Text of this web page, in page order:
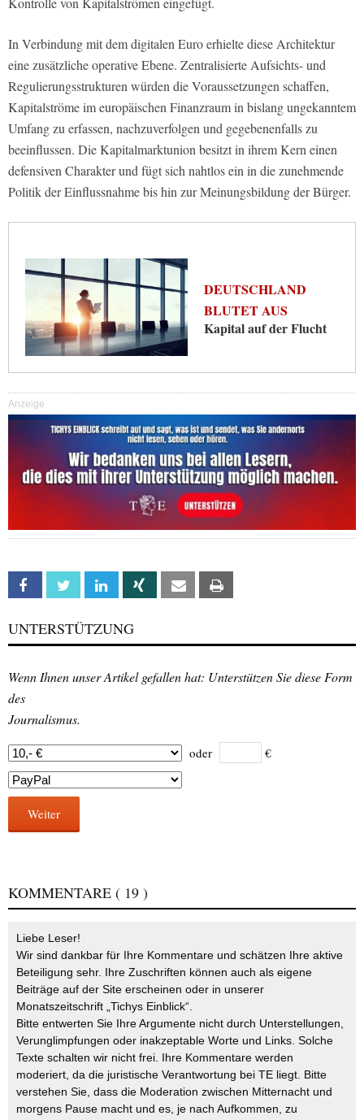
In Verbindung mit dem digitalen Euro erhielte diese Architektur
eine zusätzliche operative Ebene. Zentralisierte Aufsichts- und
Regulierungsstrukturen würden die Voraussetzungen schaffen,
Kapitalströme im europäischen Finanzraum in bislang ungekanntem
Umfang zu erfassen, nachzuverfolgen und gegebenenfalls zu
beeinflussen. Die Kapitalmarktunion besitzt in ihrem Kern einen
defensiven Charakter und fügt sich nahtlos ein in die zunehmende
Politik der Einflussnahme bis hin zur Meinungsbildung der Bürger.
DEUTSCHLAND
BLUTET AUS
Kapital auf der Flucht
Anzeige
Facebook Twitter Linkedin Xing Email
UNTERSTÜTZUNG
Wenn Ihnen unser Artikel gefallen hat: Unterstützen Sie diese Form
des
Journalismus.
oder €
Weiter
KOMMENTARE ( 19 )
Liebe Leser!
Wir sind dankbar für Ihre Kommentare und schätzen Ihre aktive
Beteiligung sehr. Ihre Zuschriften können auch als eigene
Beiträge auf der Site erscheinen oder in unserer
Monatszeitschrift „Tichys Einblick“.
Bitte entwerten Sie Ihre Argumente nicht durch Unterstellungen,
Verunglimpfungen oder inakzeptable Worte und Links. Solche
Texte schalten wir nicht frei. Ihre Kommentare werden
moderiert, da die juristische Verantwortung bei TE liegt. Bitte
verstehen Sie, dass die Moderation zwischen Mitternacht und
morgens Pause macht und es, je nach Aufkommen, zu